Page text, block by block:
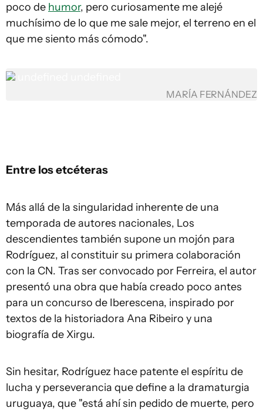
poco de humor, pero curiosamente me alejé
muchísimo de lo que me sale mejor, el terreno en el
que me siento más cómodo".
MARÍA FERNÁNDEZ
Entre los etcéteras
Más allá de la singularidad inherente de una
temporada de autores nacionales, Los
descendientes también supone un mojón para
Rodríguez, al constituir su primera colaboración
con la CN. Tras ser convocado por Ferreira, el autor
presentó una obra que había creado poco antes
para un concurso de Iberescena, inspirado por
textos de la historiadora Ana Ribeiro y una
biografía de Xirgu.
Sin hesitar, Rodríguez hace patente el espíritu de
lucha y perseverancia que define a la dramaturgia
uruguaya, que "está ahí sin pedido de muerte, pero